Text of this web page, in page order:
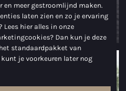
en meer gestroomlijnd maken.
laten zien en zo je ervaring
hier alles in onze
Dan kun je deze
standaardpakket van
je voorkeuren later nog